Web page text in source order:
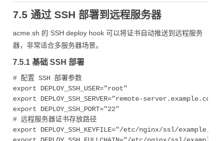
7.5 通过 SSH 部署到远程服务器
acme.sh 的 SSH deploy hook 可以将证书自动推送到远程服务
器，非常适合多服务器场景。
7.5.1 基础 SSH 部署
# 配置 SSH 部署参数
export DEPLOY_SSH_USER="root"
export DEPLOY_SSH_SERVER="remote-server.example.com"
export DEPLOY_SSH_PORT="22"
# 远程服务器证书存放路径
export DEPLOY_SSH_KEYFILE="/etc/nginx/ssl/